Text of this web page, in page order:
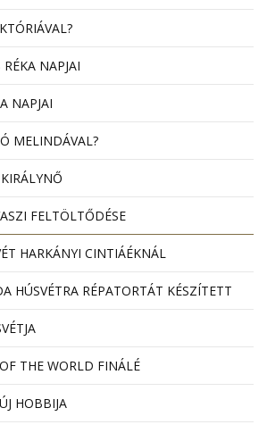
NAPJAI
NAPJAI
MELINDÁVAL?
FELTÖLTŐDÉSE
HARKÁNYI CINTIÁÉKNÁL
HÚSVÉTRA RÉPATORTÁT KÉSZÍTETT
THE WORLD FINÁLÉ
HOBBIJA